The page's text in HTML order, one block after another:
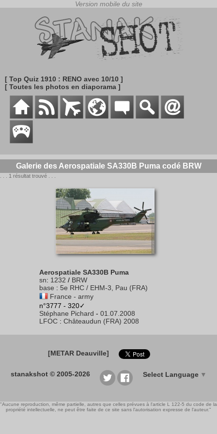
[ Top Quiz 1910 : RENO avec 10/10 ]
[ Toutes les photos en diaporama ]
Galerie des Aerospatiale SA330B Puma codé BRW
. . . 1 résultat trouvé . . .
Aerospatiale SA330B Puma
sn: 1232 / BRW
base : 5e RHC / EHM-3, Pau (FRA)
France - army
n°3777 - 320✓
Stéphane Pichard - 01.07.2008
LFOC : Châteaudun (FRA) 2008
[METAR Deauville]
stanakshot © 2005-2026 Select Language ▼
"Aucune reproduction, même partielle, autres que celles prévues à l'article L 122-5 du code de la
propriété intellectuelle, ne peut être faite de ce site sans l'autorisation expresse de l'auteur."